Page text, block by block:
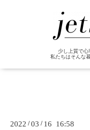
少し上質で心
私たちはそんな
2022 /03 / 16 16:58